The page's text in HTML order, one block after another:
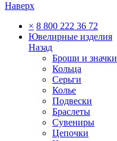
Наверх
× 8 800 222 36 72
Ювелирные изделия
Назад
Броши и значки
Кольца
Серьги
Колье
Подвески
Браслеты
Сувениры
Цепочки